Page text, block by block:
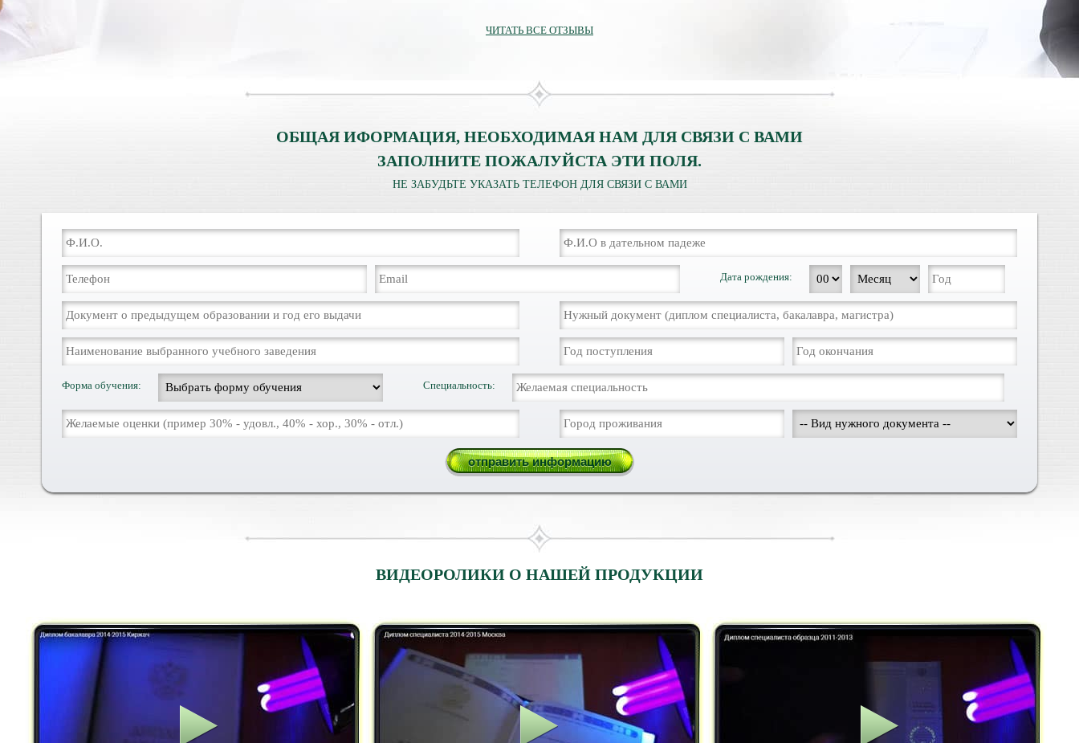
ЧИТАТЬ ВСЕ ОТЗЫВЫ
ОБЩАЯ ИФОРМАЦИЯ, НЕОБХОДИМАЯ НАМ ДЛЯ СВЯЗИ С ВАМИ
ЗАПОЛНИТЕ ПОЖАЛУЙСТА ЭТИ ПОЛЯ.
НЕ ЗАБУДЬТЕ УКАЗАТЬ ТЕЛЕФОН ДЛЯ СВЯЗИ С ВАМИ
Дата рождения:
Форма обучения: Специальность:
ВИДЕОРОЛИКИ О НАШЕЙ ПРОДУКЦИИ